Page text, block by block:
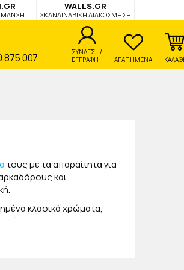
WALLS.GR
ΣΚΑΝΔΙΝΑΒΙΚΗ ΔΙΑΚΟΣΜΗΣΗ
ΣΥΝΔΕΣΗ/
ΕΓΓΡΑΦΗ
ΑΓΑΠΗΜΕΝΑ
τους με τα απαραίτητα για
και
κλασικά χρώματα,
ξύστρες
αλλά και στο σπίτι!